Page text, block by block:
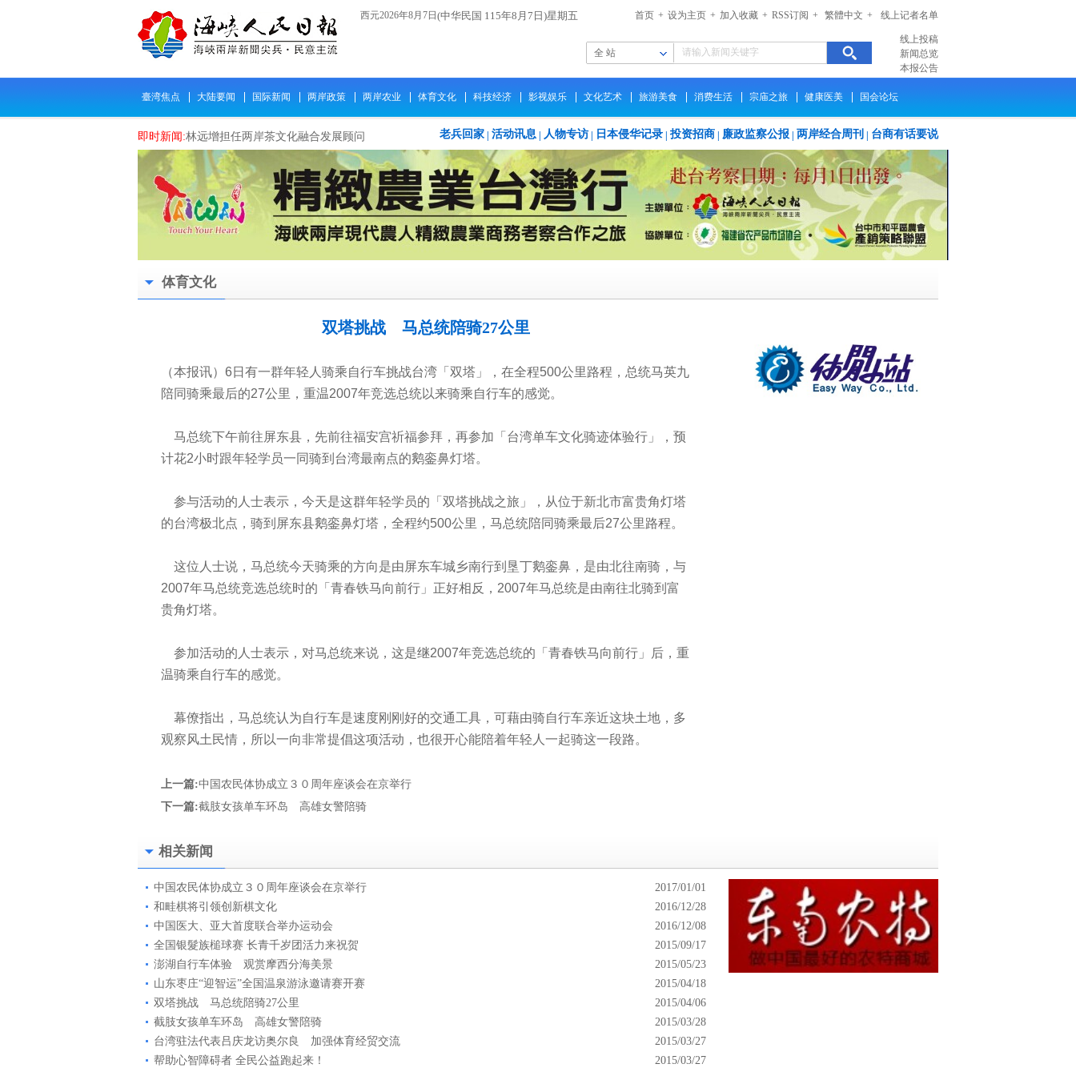
西元2026年8月7日 (中华民国 115年8月7日)星期五 首页 + 设为主页 + 加入收藏 + RSS订阅 + 繁體中文 + 线上记者名单
全 站
线上投稿
新闻总览
本报公告
臺湾焦点 大陆要闻 国际新闻 两岸政策 两岸农业 体育文化 科技经济 影视娱乐 文化艺术 旅游美食 消费生活 宗庙之旅 健康医美 国会论坛
即时新闻:林远增担任两岸茶文化融合发展顾问
即时新闻:
郭文贵成诈骗首脑在美国被补 台
即时新闻:
2023百工百页民间「国是论坛」于01/
即时新闻:翰墨香海峡 文脉融川台 纪念“九
即时新闻:【台湾人民觉醒运动】全岛遍地开花
即时新闻:
携手两岸电商平台、共创青年合作未
衢州市廿八都省级对台交流基地创建
老兵回家 活动讯息 人物专访 日本侵华记录 投资招商 廉政监察公报 两岸经合周刊 台商有话要说
体育文化
双塔挑战 马总统陪骑27公里
（本报讯）6日有一群年轻人骑乘自行车挑战台湾「双塔」，在全程500公里路程，总统马英九
陪同骑乘最后的27公里，重温2007年竞选总统以来骑乘自行车的感觉。
马总统下午前往屏东县，先前往福安宫祈福参拜，再参加「台湾单车文化骑迹体验行」，预
计花2小时跟年轻学员一同骑到台湾最南点的鹅銮鼻灯塔。
参与活动的人士表示，今天是这群年轻学员的「双塔挑战之旅」，从位于新北市富贵角灯塔
的台湾极北点，骑到屏东县鹅銮鼻灯塔，全程约500公里，马总统陪同骑乘最后27公里路程。
这位人士说，马总统今天骑乘的方向是由屏东车城乡南行到垦丁鹅銮鼻，是由北往南骑，与
2007年马总统竞选总统时的「青春铁马向前行」正好相反，2007年马总统是由南往北骑到富
贵角灯塔。
参加活动的人士表示，对马总统来说，这是继2007年竞选总统的「青春铁马向前行」后，重
温骑乘自行车的感觉。
幕僚指出，马总统认为自行车是速度刚刚好的交通工具，可藉由骑自行车亲近这块土地，多
观察风土民情，所以一向非常提倡这项活动，也很开心能陪着年轻人一起骑这一段路。
上一篇:中国农民体协成立３０周年座谈会在京举行
下一篇:截肢女孩单车环岛 高雄女警陪骑
相关新闻
中国农民体协成立３０周年座谈会在京举行
2017/01/01
和畦棋将引领创新棋文化
2016/12/28
中国医大、亚大首度联合举办运动会
2016/12/08
全国银髮族槌球赛 长青千岁团活力来祝贺
2015/09/17
澎湖自行车体验 观赏摩西分海美景
2015/05/23
山东枣庄“迎智运”全国温泉游泳邀请赛开赛
2015/04/18
双塔挑战 马总统陪骑27公里
2015/04/06
截肢女孩单车环岛 高雄女警陪骑
2015/03/28
台湾驻法代表吕庆龙访奥尔良 加强体育经贸交流
2015/03/27
帮助心智障碍者 全民公益跑起来！
2015/03/27